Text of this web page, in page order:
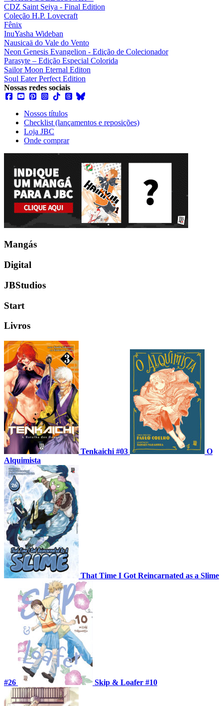
CDZ Saint Seiya - Final Edition
Coleção H.P. Lovecraft
Fênix
InuYasha Wideban
Nausicaä do Vale do Vento
Neon Genesis Evangelion - Edição de Colecionador
Parasyte – Edição Especial Colorida
Sailor Moon Eternal Editon
Soul Eater Perfect Edition
Nossas redes sociais
Nossos títulos
Checklist (lançamentos e reposições)
Loja JBC
Onde comprar
Mangás
Digital
JBStudios
Start
Livros
Tenkaichi #03
O
Alquimista
That Time I Got Reincarnated as a Slime
#26 Skip & Loafer #10